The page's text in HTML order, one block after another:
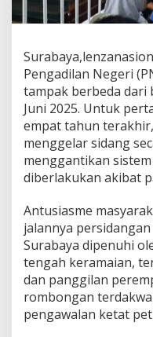
Pengadilan Negeri
tampak berbeda dari
Juni 2025. Untuk
empat tahun
menggelar sidang
menggantikan
diberlakukan akibat
Antusiasme
jalannya
Surabaya dipenuhi
tengah keramaian,
dan panggilan
rombongan
pengawalan ketat